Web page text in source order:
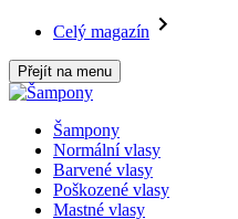
Celý magazín
Přejít na menu
Šampony
Normální vlasy
Barvené vlasy
Poškozené vlasy
Mastné vlasy